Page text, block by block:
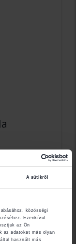
A sütikről
közösségi
Ezenkívül
az Ön
az adatokat más olyan
használt más